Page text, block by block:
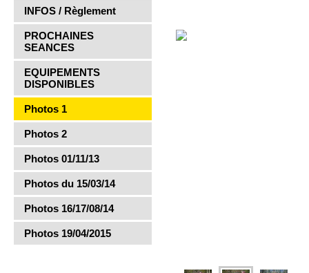
INFOS / Règlement
PROCHAINES
SEANCES
EQUIPEMENTS
DISPONIBLES
Photos 1
Photos 2
Photos 01/11/13
Photos du 15/03/14
Photos 16/17/08/14
Photos 19/04/2015